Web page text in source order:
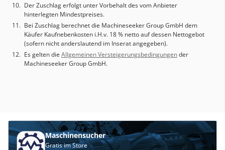
Der Zuschlag erfolgt unter Vorbehalt des vom Anbieter
hinterlegten Mindestpreises.
Bei Zuschlag berechnet die Machineseeker Group GmbH dem
Käufer Kaufnebenkosten i.H.v. 18 % netto auf dessen Nettogebot
(sofern nicht anderslautend im Inserat angegeben).
Es gelten die Allgemeinen Versteigerungsbedingungender
Machineseeker Group GmbH.
Maschinensucher
Gratis im Store